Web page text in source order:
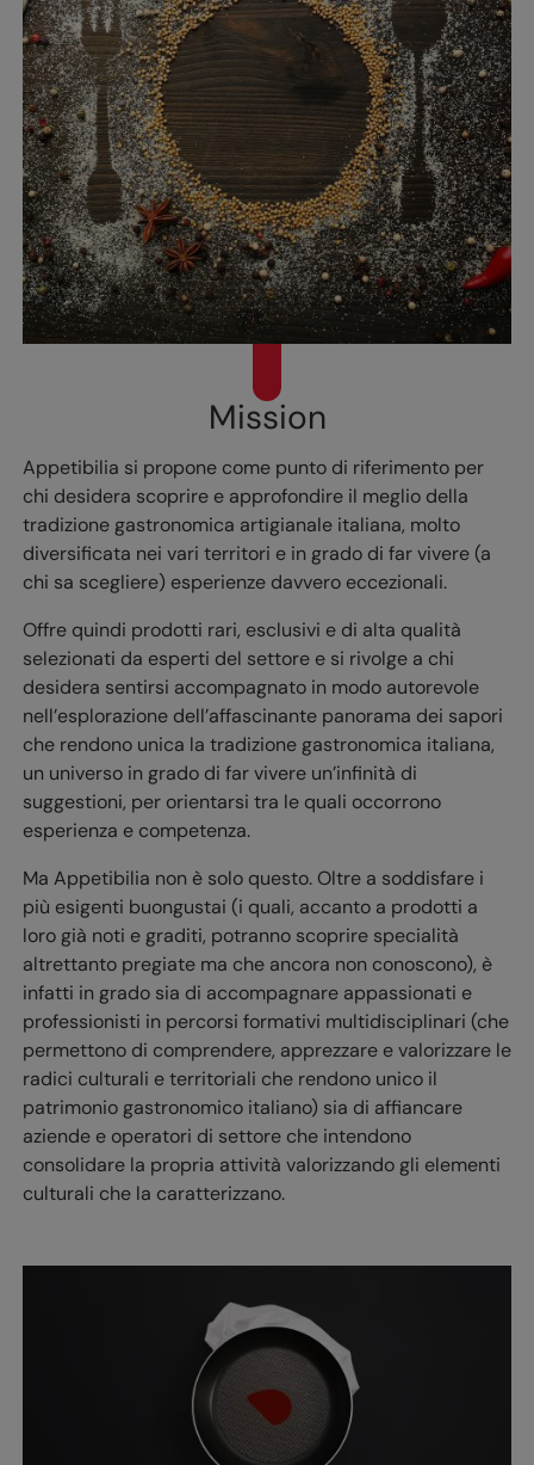
Mission
Appetibilia si propone come punto di riferimento per
chi desidera scoprire e approfondire il meglio della
tradizione gastronomica artigianale italiana, molto
diversificata nei vari territori e in grado di far vivere (a
chi sa scegliere) esperienze davvero eccezionali.
Offre quindi prodotti rari, esclusivi e di alta qualità
selezionati da esperti del settore e si rivolge a chi
desidera sentirsi accompagnato in modo autorevole
nell’esplorazione dell’affascinante panorama dei sapori
che rendono unica la tradizione gastronomica italiana,
un universo in grado di far vivere un’infinità di
suggestioni, per orientarsi tra le quali occorrono
esperienza e competenza.
Ma Appetibilia non è solo questo. Oltre a soddisfare i
più esigenti buongustai (i quali, accanto a prodotti a
loro già noti e graditi, potranno scoprire specialità
altrettanto pregiate ma che ancora non conoscono), è
infatti in grado sia di accompagnare appassionati e
professionisti in percorsi formativi multidisciplinari (che
permettono di comprendere, apprezzare e valorizzare le
radici culturali e territoriali che rendono unico il
patrimonio gastronomico italiano) sia di affiancare
aziende e operatori di settore che intendono
consolidare la propria attività valorizzando gli elementi
culturali che la caratterizzano.